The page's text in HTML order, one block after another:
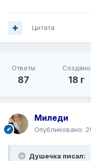
Цитата
Ответы
87
Создано
18 г
Миледи
Опубликовано:
Душечка писал: